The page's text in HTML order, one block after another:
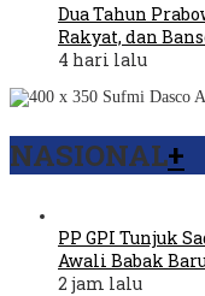
Dua Tahun
Rakyat, dan
4 hari lalu
NASIONAL+
PP GPI Tunjuk
Awali Babak
2 jam lalu